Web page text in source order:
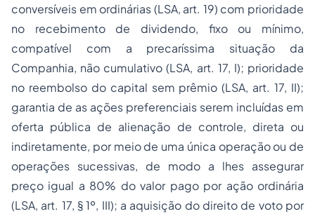
conversíveis em ordinárias (LSA, art. 19) com prioridade
no recebimento de dividendo, fixo ou mínimo,
compatível com a precaríssima situação da
Companhia, não cumulativo (LSA, art. 17, I); prioridade
no reembolso do capital sem prêmio (LSA, art. 17, II);
garantia de as ações preferenciais serem incluídas em
oferta pública de alienação de controle, direta ou
indiretamente, por meio de uma única operação ou de
operações sucessivas, de modo a lhes assegurar
preço igual a 80% do valor pago por ação ordinária
(LSA, art. 17, § 1º, III); a aquisição do direito de voto por